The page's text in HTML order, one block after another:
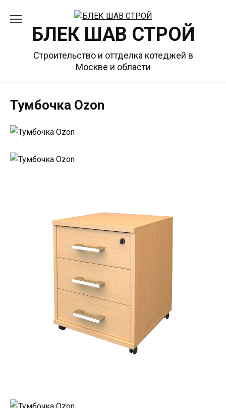
содержаниюБЛЕК ШАВ СТРОЙ
Строительство и оттделка котеджей в
Москве и области
Тумбочка Ozon